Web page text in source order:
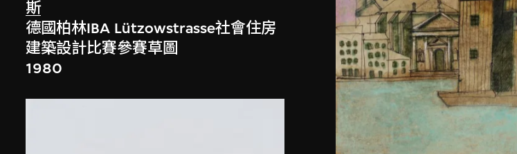
斯
德國柏林IBA Lützowstrasse社會住房
建築設計比賽參賽草圖
1980